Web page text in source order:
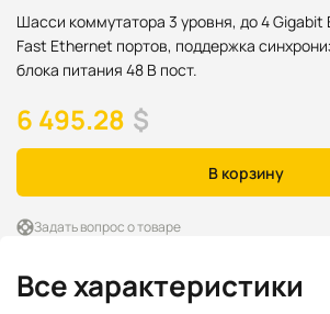
Шасси коммутатора 3 уровня, до 4 Gigabit
Fast Ethernet портов, поддержка
блока питания 48 В пост.
6 495.28 $
В корзину
Задать вопрос о товаре
Все характеристики